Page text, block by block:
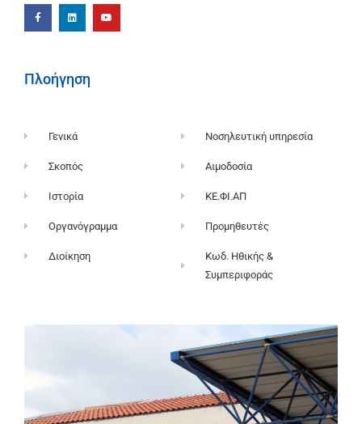
Πλοήγηση
Γενικά
Σκοπός
Ιστορία
Οργανόγραμμα
Διοίκηση
Νοσηλευτική υπηρεσία
Αιμοδοσία
ΚΕ.ΦΙ.ΑΠ
Προμηθευτές
Κωδ. Ηθικής &
Συμπεριφοράς